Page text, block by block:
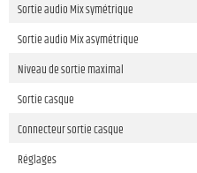
Sortie audio Mix symétrique
Sortie audio Mix asymétrique
Niveau de sortie maximal
Sortie casque
Connecteur sortie casque
Réglages